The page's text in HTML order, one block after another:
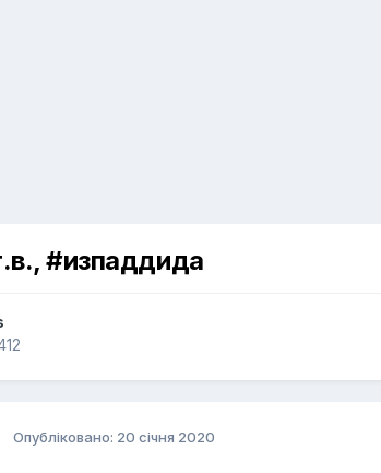
#изпаддида
Опубліковано: 20 січня 2020